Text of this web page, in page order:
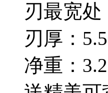
刃最宽处
刃厚：
净重：